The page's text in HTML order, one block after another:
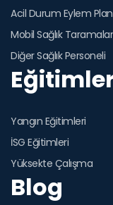
Acil Durum Eylem
Mobil Sağlık
Diğer Sağlık Personeli
Yangın Eğitimleri
İSG Eğitimleri
Yüksekte Çalışma
Blog